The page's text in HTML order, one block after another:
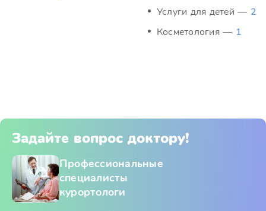
Услуги для детей — 2
Косметология — 1
Задайте вопрос доктору!
Профессиональные
специалисты
курортологи